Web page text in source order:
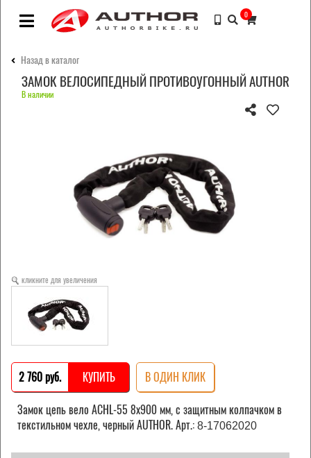
0
Назад в каталог
ЗАМОК ВЕЛОСИПЕДНЫЙ ПРОТИВОУГОННЫЙ AUTHOR
В наличии
кликните для увеличения
2 760 pуб. КУПИТЬ В ОДИН КЛИК
Замок цепь вело ACHL-55 8х900 мм, с защитным колпачком в
текстильном чехле, черный AUTHOR. Арт.: 8-17062020